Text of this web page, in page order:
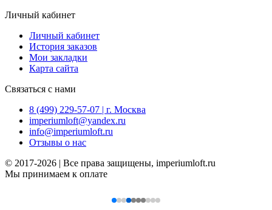
Личный кабинет
Личный кабинет
История заказов
Мои закладки
Карта сайта
Связаться с нами
8 (499) 229-57-07 | г. Москва
imperiumloft@yandex.ru
info@imperiumloft.ru
Отзывы о нас
© 2017-2026 | Все права защищены, imperiumloft.ru
Мы принимаем к оплате